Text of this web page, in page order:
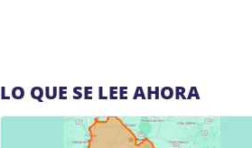
LO QUE SE LEE AHORA